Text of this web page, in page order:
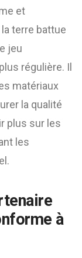
et
terre battue
jeu
régulière. Il
matériaux
la qualité
plus sur les
les
à